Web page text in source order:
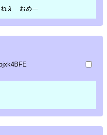
ねえ…おめー